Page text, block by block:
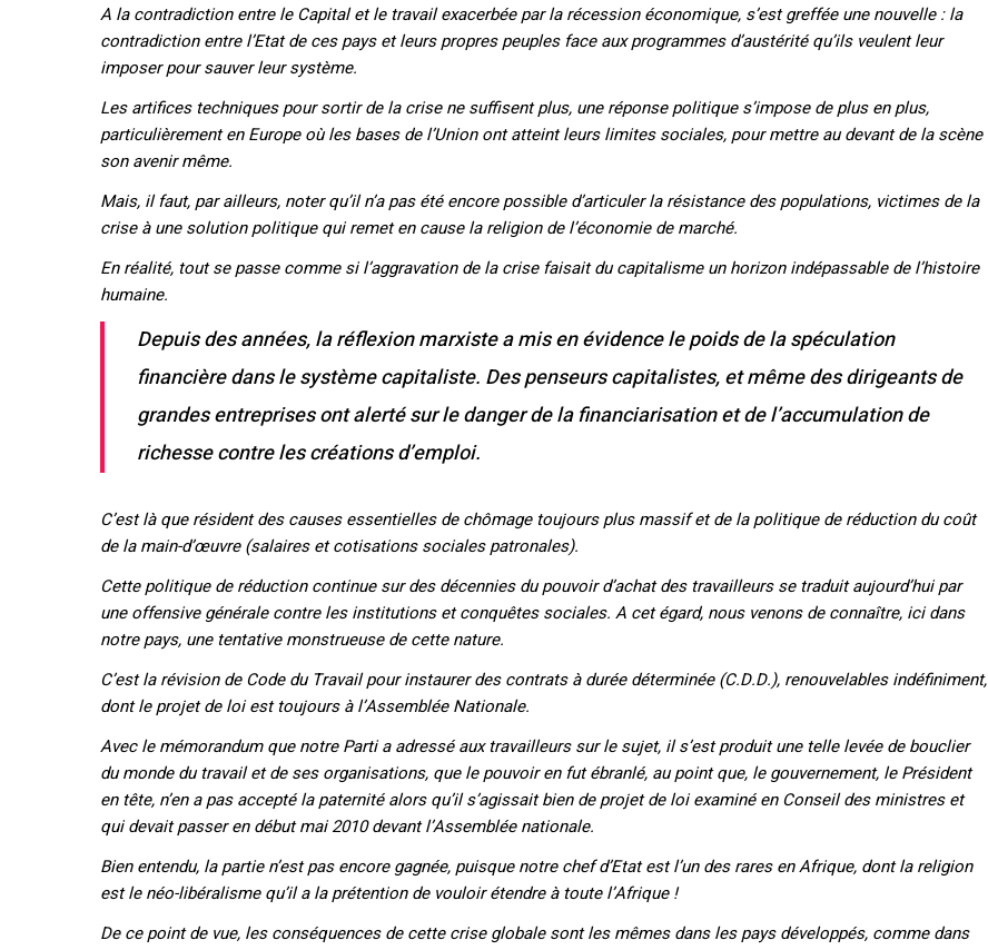
A la contradiction entre le Capital et le travail exacerbée par la récession économique, s’est greffée une nouvelle : la
contradiction entre l’Etat de ces pays et leurs propres peuples face aux programmes d’austérité qu’ils veulent leur
imposer pour sauver leur système.
Les artifices techniques pour sortir de la crise ne suffisent plus, une réponse politique s’impose de plus en plus,
particulièrement en Europe où les bases de l’Union ont atteint leurs limites sociales, pour mettre au devant de la scène
son avenir même.
Mais, il faut, par ailleurs, noter qu’il n’a pas été encore possible d’articuler la résistance des populations, victimes de la
crise à une solution politique qui remet en cause la religion de l’économie de marché.
En réalité, tout se passe comme si l’aggravation de la crise faisait du capitalisme un horizon indépassable de l’histoire
humaine.
Depuis des années, la réflexion marxiste a mis en évidence le poids de la spéculation
financière dans le système capitaliste. Des penseurs capitalistes, et même des dirigeants de
grandes entreprises ont alerté sur le danger de la financiarisation et de l’accumulation de
richesse contre les créations d’emploi.
C’est là que résident des causes essentielles de chômage toujours plus massif et de la politique de réduction du coût
de la main-d’œuvre (salaires et cotisations sociales patronales).
Cette politique de réduction continue sur des décennies du pouvoir d’achat des travailleurs se traduit aujourd’hui par
une offensive générale contre les institutions et conquêtes sociales. A cet égard, nous venons de connaître, ici dans
notre pays, une tentative monstrueuse de cette nature.
C’est la révision de Code du Travail pour instaurer des contrats à durée déterminée (C.D.D.), renouvelables indéfiniment,
dont le projet de loi est toujours à l’Assemblée Nationale.
Avec le mémorandum que notre Parti a adressé aux travailleurs sur le sujet, il s’est produit une telle levée de bouclier
du monde du travail et de ses organisations, que le pouvoir en fut ébranlé, au point que, le gouvernement, le Président
en tête, n’en a pas accepté la paternité alors qu’il s’agissait bien de projet de loi examiné en Conseil des ministres et
qui devait passer en début mai 2010 devant l’Assemblée nationale.
Bien entendu, la partie n’est pas encore gagnée, puisque notre chef d’Etat est l’un des rares en Afrique, dont la religion
est le néo-libéralisme qu’il a la prétention de vouloir étendre à toute l’Afrique !
De ce point de vue, les conséquences de cette crise globale sont les mêmes dans les pays développés, comme dans